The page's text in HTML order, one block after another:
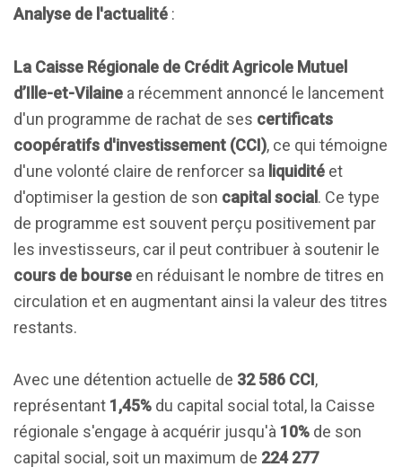
Analyse de l'actualité :
La Caisse Régionale de Crédit Agricole Mutuel
d’Ille-et-Vilaine a récemment annoncé le lancement
d'un programme de rachat de ses certificats
coopératifs d'investissement (CCI), ce qui témoigne
d'une volonté claire de renforcer sa liquidité et
d'optimiser la gestion de son capital social . Ce type
de programme est souvent perçu positivement par
les investisseurs, car il peut contribuer à soutenir le
cours de bourse en réduisant le nombre de titres en
circulation et en augmentant ainsi la valeur des titres
restants.
Avec une détention actuelle de 32 586 CCI,
représentant 1,45% du capital social total, la Caisse
régionale s'engage à acquérir jusqu'à 10% de son
capital social, soit un maximum de 224 277